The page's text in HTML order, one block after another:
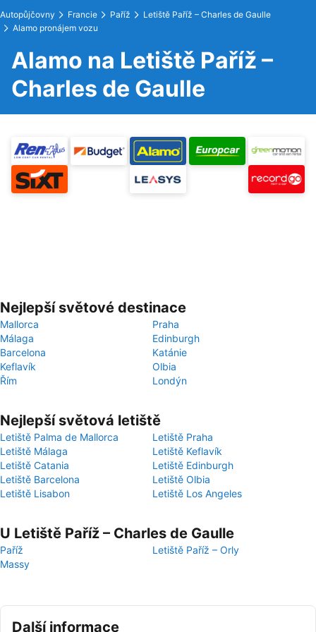
Autopůjčovny Francie Paříž
Letiště Paříž – Charles de Gaulle
Alamo pronájem vozu
Alamo na Letiště Paříž –
Charles de Gaulle
Nejlepší světové destinace
Mallorca
Praha
Málaga
Edinburgh
Barcelona
Katánie
Keflavík
Olbia
Řím
Londýn
Nejlepší světová letiště
Letiště Palma de Mallorca
Letiště Praha
Letiště Málaga
Letiště Keflavík
Letiště Catania
Letiště Edinburgh
Letiště Barcelona
Letiště Olbia
Letiště Lisabon
Letiště Los Angeles
U Letiště Paříž – Charles de Gaulle
Paříž
Letiště Paříž – Orly
Massy
Další informace